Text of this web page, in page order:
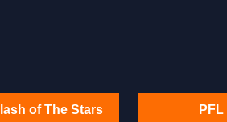
of The Stars PFL